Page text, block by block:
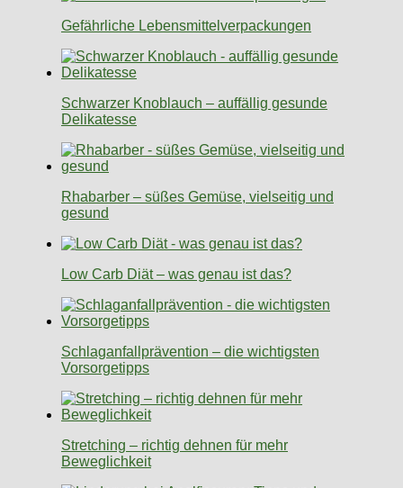
Gefährliche Lebensmittelverpackungen
Schwarzer Knoblauch – auffällig gesunde
Delikatesse
Rhabarber – süßes Gemüse, vielseitig und
gesund
Low Carb Diät – was genau ist das?
Schlaganfallprävention – die wichtigsten
Vorsorgetipps
Stretching – richtig dehnen für mehr
Beweglichkeit